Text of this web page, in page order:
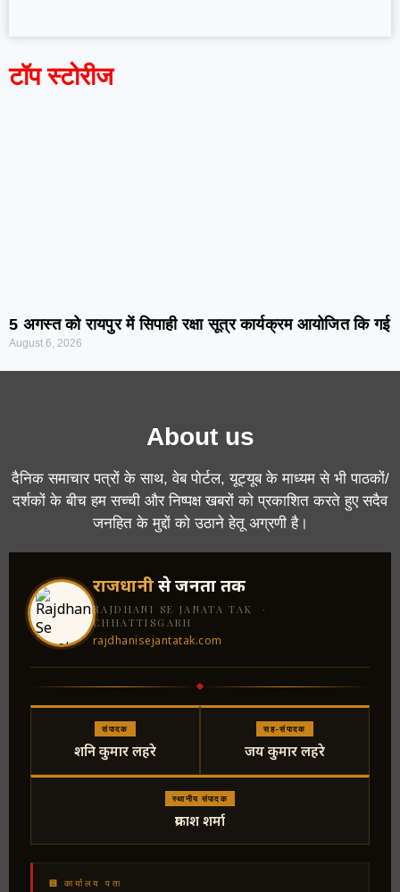
टॉप स्टोरीज
5 अगस्त को रायपुर में सिपाही रक्षा सूत्र कार्यक्रम आयोजित कि गई
August 6, 2026
About us
दैनिक समाचार पत्रों के साथ, वेब पोर्टल, यूट्यूब के माध्यम से भी पाठकों/
दर्शकों के बीच हम सच्ची और निष्पक्ष खबरों को प्रकाशित करते हुए सदैव
जनहित के मुद्दों को उठाने हेतू अग्रणी है।
राजधानीसे जनता तक
RAJDHANI SE JANATA TAK ·
CHHATTISGARH
rajdhanisejantatak.com
संपादक
शनि कुमार लहरे
सह-संपादक
जय कुमार लहरे
स्थानीय संपादक
प्रकाश शर्मा
🏢 कार्यालय पता